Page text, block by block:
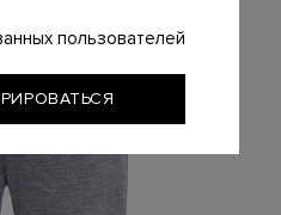
пользователей